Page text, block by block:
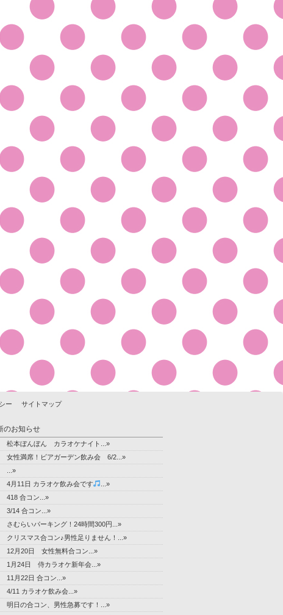
ー サイトマップ
のお知らせ
松本ぼんぼん カラオケナイト...»
女性満席！ビアガーデン飲み会 6/2...»
...»
4月11日 カラオケ飲み会です
...»
418 合コン...»
3/14 合コン...»
さむらいパーキング！24時間300円...»
クリスマス合コン♪男性足りません！...»
12月20日 女性無料合コン...»
1月24日 侍カラオケ新年会...»
11月22日 合コン...»
4/11 カラオケ飲み会...»
明日の合コン、男性急募です！...»